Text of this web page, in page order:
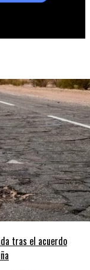
tras el acuerdo